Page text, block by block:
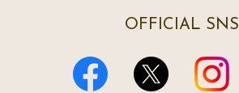
OFFICIAL SNS